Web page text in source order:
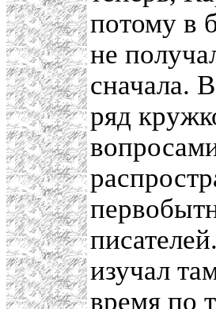
потому в
не
сначала.
ряд
изучал
время по